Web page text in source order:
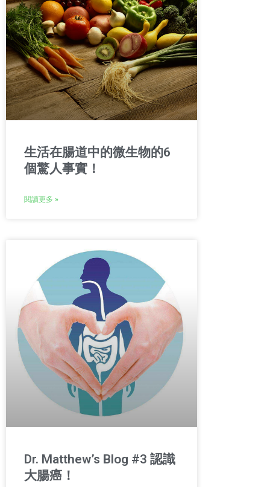
生活在腸道中的微生物的6
個驚人事實！
閱讀更多 »
Dr. Matthew’s Blog #3 認識
大腸癌！